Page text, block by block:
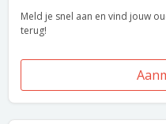
Meld je snel aan en vind jouw
terug!